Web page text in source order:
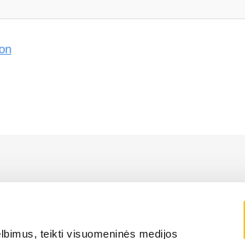
teikti visuomeninės medijos
IZMANTOŠANA LIETOŠANAS NOTEIKUMI